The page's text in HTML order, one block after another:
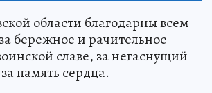
области благодарны всем
бережное и рачительное
славе, за негаснущий
память сердца.